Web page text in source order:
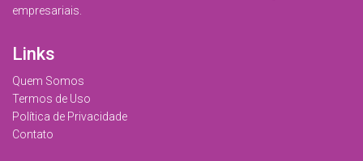
empresariais.
Links
Quem Somos
Termos de Uso
Política de Privacidade
Contato